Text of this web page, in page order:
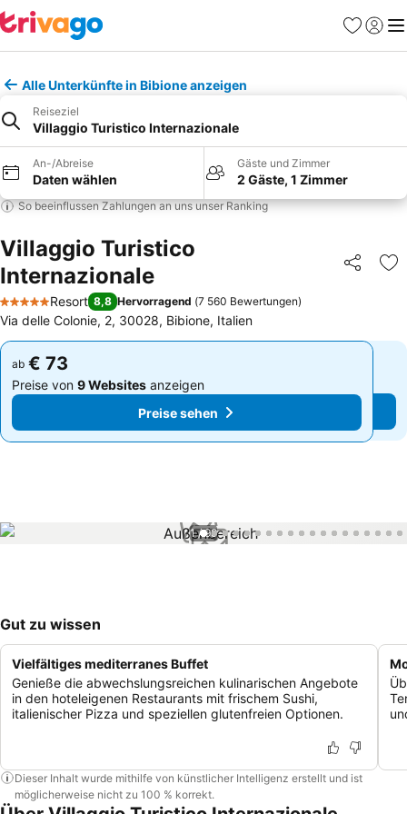
Favoriten
Alle Unterkünfte in Bibione anzeigen
Reiseziel
Villaggio Turistico Internazionale
An-/Abreise
Daten wählen
Gäste und Zimmer
2 Gäste, 1 Zimmer
So beeinflussen Zahlungen an uns unser Ranking
Villaggio Turistico
Internazionale
Teilen
5 Sterne
Resort 8,8 Hervorragend (7 560 Bewertungen)
Via delle Colonie, 2, 30028, Bibione, Italien
ab € 73
Preise von 9 Websitesanzeigen
Preise sehen
ab € 73
Preise von 9 Websites anzeigen
Preise sehen
1 / 99
Gut zu wissen
Vielfältiges mediterranes Buffet
Genieße die abwechslungsreichen kulinarischen Angebote
in den hoteleigenen Restaurants mit frischem Sushi,
italienischer Pizza und speziellen glutenfreien Optionen.
Dieser Inhalt wurde mithilfe von künstlicher Intelligenz erstellt und ist
möglicherweise nicht zu 100 % korrekt.